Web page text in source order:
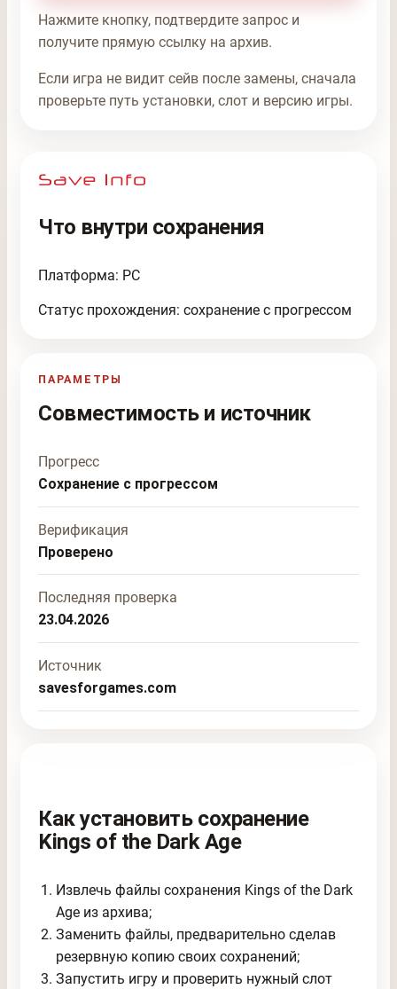
Нажмите кнопку, подтвердите запрос и
получите прямую ссылку на архив.
Если игра не видит сейв после замены, сначала
проверьте путь установки, слот и версию игры.
Что внутри сохранения
Платформа: PC
Статус прохождения: сохранение с прогрессом
ПАРАМЕТРЫ
Совместимость и источник
Прогресс
Сохранение с прогрессом
Верификация
Проверено
Последняя проверка
23.04.2026
Источник
savesforgames.com
Как установить сохранение
Kings of the Dark Age
Извлечь файлы сохранения Kings of the Dark
Age из архива;
Заменить файлы, предварительно сделав
резервную копию своих сохранений;
Запустить игру и проверить нужный слот